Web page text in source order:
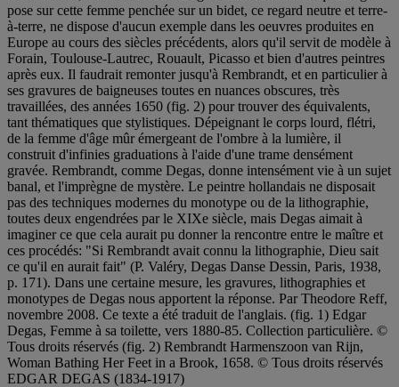
pose sur cette femme penchée sur un bidet, ce regard neutre et terre-
à-terre, ne dispose d'aucun exemple dans les oeuvres produites en
Europe au cours des siècles précédents, alors qu'il servit de modèle à
Forain, Toulouse-Lautrec, Rouault, Picasso et bien d'autres peintres
après eux. Il faudrait remonter jusqu'à Rembrandt, et en particulier à
ses gravures de baigneuses toutes en nuances obscures, très
travaillées, des années 1650 (fig. 2) pour trouver des équivalents,
tant thématiques que stylistiques. Dépeignant le corps lourd, flétri,
de la femme d'âge mûr émergeant de l'ombre à la lumière, il
construit d'infinies graduations à l'aide d'une trame densément
gravée. Rembrandt, comme Degas, donne intensément vie à un sujet
banal, et l'imprègne de mystère. Le peintre hollandais ne disposait
pas des techniques modernes du monotype ou de la lithographie,
toutes deux engendrées par le XIXe siècle, mais Degas aimait à
imaginer ce que cela aurait pu donner la rencontre entre le maître et
ces procédés: "Si Rembrandt avait connu la lithographie, Dieu sait
ce qu'il en aurait fait" (P. Valéry, Degas Danse Dessin, Paris, 1938,
p. 171). Dans une certaine mesure, les gravures, lithographies et
monotypes de Degas nous apportent la réponse. Par Theodore Reff,
novembre 2008. Ce texte a été traduit de l'anglais. (fig. 1) Edgar
Degas, Femme à sa toilette, vers 1880-85. Collection particulière. ©
Tous droits réservés (fig. 2) Rembrandt Harmenszoon van Rijn,
Woman Bathing Her Feet in a Brook, 1658. © Tous droits réservés
EDGAR DEGAS (1834-1917)